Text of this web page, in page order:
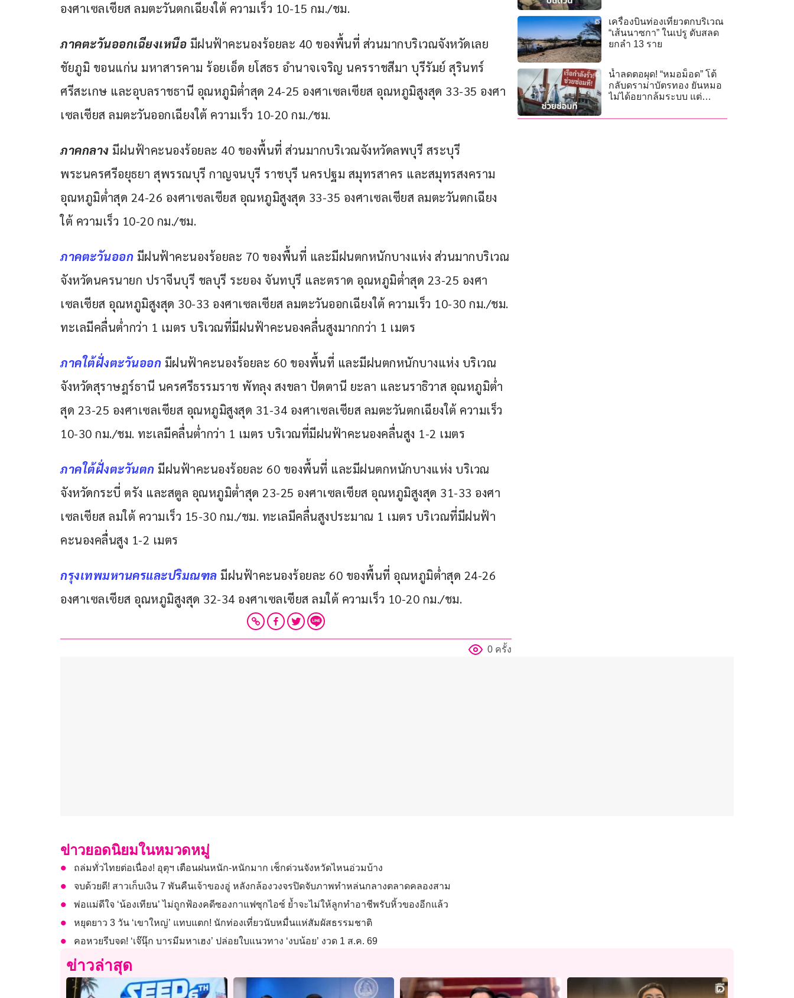
องศาเซลเซียส ลมตะวันตกเฉียงใต้ ความเร็ว 10-15 กม./ชม.
ภาคตะวันออกเฉียงเหนือ มีฝนฟ้าคะนองร้อยละ 40 ของพื้นที่ ส่วนมากบริเวณจังหวัดเลย
ชัยภูมิ ขอนแก่น มหาสารคาม ร้อยเอ็ด ยโสธร อำนาจเจริญ นครราชสีมา บุรีรัมย์ สุรินทร์
ศรีสะเกษ และอุบลราชธานี อุณหภูมิต่ำสุด 24-25 องศาเซลเซียส อุณหภูมิสูงสุด 33-35 องศา
เซลเซียส ลมตะวันออกเฉียงใต้ ความเร็ว 10-20 กม./ชม.
ภาคกลาง มีฝนฟ้าคะนองร้อยละ 40 ของพื้นที่ ส่วนมากบริเวณจังหวัดลพบุรี สระบุรี
พระนครศรีอยุธยา สุพรรณบุรี กาญจนบุรี ราชบุรี นครปฐม สมุทรสาคร และสมุทรสงคราม
อุณหภูมิต่ำสุด 24-26 องศาเซลเซียส อุณหภูมิสูงสุด 33-35 องศาเซลเซียส ลมตะวันตกเฉียง
ใต้ ความเร็ว 10-20 กม./ชม.
ภาคตะวันออก มีฝนฟ้าคะนองร้อยละ 70 ของพื้นที่ และมีฝนตกหนักบางแห่ง ส่วนมากบริเวณ
จังหวัดนครนายก ปราจีนบุรี ชลบุรี ระยอง จันทบุรี และตราด อุณหภูมิต่ำสุด 23-25 องศา
เซลเซียส อุณหภูมิสูงสุด 30-33 องศาเซลเซียส ลมตะวันออกเฉียงใต้ ความเร็ว 10-30 กม./ชม.
ทะเลมีคลื่นต่ำกว่า 1 เมตร บริเวณที่มีฝนฟ้าคะนองคลื่นสูงมากกว่า 1 เมตร
ภาคใต้ฝั่งตะวันออก มีฝนฟ้าคะนองร้อยละ 60 ของพื้นที่ และมีฝนตกหนักบางแห่ง บริเวณ
จังหวัดสุราษฎร์ธานี นครศรีธรรมราช พัทลุง สงขลา ปัตตานี ยะลา และนราธิวาส อุณหภูมิต่ำ
สุด 23-25 องศาเซลเซียส อุณหภูมิสูงสุด 31-34 องศาเซลเซียส ลมตะวันตกเฉียงใต้ ความเร็ว
10-30 กม./ชม. ทะเลมีคลื่นต่ำกว่า 1 เมตร บริเวณที่มีฝนฟ้าคะนองคลื่นสูง 1-2 เมตร
ภาคใต้ฝั่งตะวันตก มีฝนฟ้าคะนองร้อยละ 60 ของพื้นที่ และมีฝนตกหนักบางแห่ง บริเวณ
จังหวัดกระบี่ ตรัง และสตูล อุณหภูมิต่ำสุด 23-25 องศาเซลเซียส อุณหภูมิสูงสุด 31-33 องศา
เซลเซียส ลมใต้ ความเร็ว 15-30 กม./ชม. ทะเลมีคลื่นสูงประมาณ 1 เมตร บริเวณที่มีฝนฟ้า
คะนองคลื่นสูง 1-2 เมตร
กรุงเทพมหานครและปริมณฑล มีฝนฟ้าคะนองร้อยละ 60 ของพื้นที่ อุณหภูมิต่ำสุด 24-26
องศาเซลเซียส อุณหภูมิสูงสุด 32-34 องศาเซลเซียส ลมใต้ ความเร็ว 10-20 กม./ชม.
0 ครั้ง
เครื่องบินท่องเที่ยวตกบริเวณ
“เส้นนาซกา” ในเปรู ดับสลด
ยกลำ 13 ราย
น้ำลดตอผุด! “หมอม็อด” โต้
กลับดราม่าบัตรทอง ยันหมอ
ไม่ได้อยากล้มระบบ แต่
ข่าวยอดนิยมในหมวดหมู่
ถล่มทั่วไทยต่อเนื่อง! อุตุฯ เตือนฝนหนัก-หนักมาก เช็กด่วนจังหวัดไหนอ่วมบ้าง
จบด้วยดี! สาวเก็บเงิน 7 พันคืนเจ้าของอู่ หลังกล้องวงจรปิดจับภาพทำหล่นกลางตลาดคลองสาม
พ่อแม่ดีใจ ‘น้องเทียน’ ไม่ถูกฟ้องคดีซองกาแฟซุกไอซ์ ย้ำจะไม่ให้ลูกทำอาชีพรับหิ้วของอีกแล้ว
หยุดยาว 3 วัน ‘เขาใหญ่’ แทบแตก! นักท่องเที่ยวนับหมื่นแห่สัมผัสธรรมชาติ
คอหวยรีบจด! ‘เจ๊นุ๊ก บารมีมหาเฮง’ ปล่อยใบแนวทาง ‘งบน้อย’ งวด 1 ส.ค. 69
ข่าวล่าสุด